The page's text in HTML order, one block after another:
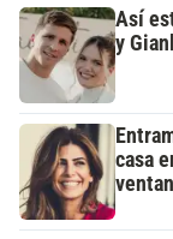
Así
y
casa